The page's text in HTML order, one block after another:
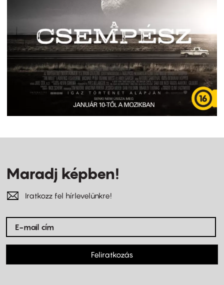
Maradj képben!
Iratkozz fel hírlevelünkre!
Feliratkozás